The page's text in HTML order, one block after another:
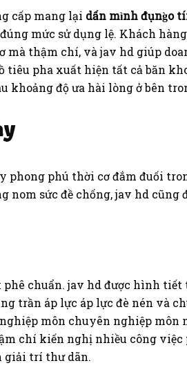
cấp mang lại dấn mình đụng̀o
mức sử dụng lệ. Khách
thậm chí, và jav hd giúp
pha xuất hiện tất cả băn
độ ưa hài lòng ở bên
phong phú thời cơ đắm đuối
sức đề chống, jav hd
chuẩn. jav hd được hình
trần áp lực áp lực đè nén và
môn chuyên nghiệp
chí kiến nghị nhiều công
giải trí thư dãn.